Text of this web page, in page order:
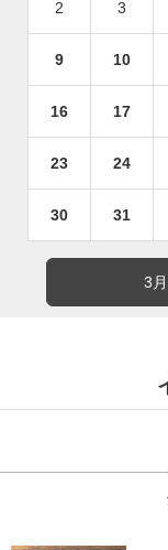
2 3
9 10
16 17
23 24
30 31
3